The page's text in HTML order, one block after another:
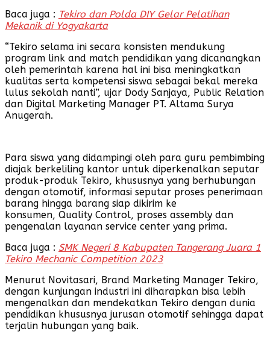
Baca juga : Tekiro dan Polda DIY Gelar Pelatihan
Mekanik di Yogyakarta
“Tekiro selama ini secara konsisten mendukung
program link and match pendidikan yang dicanangkan
oleh pemerintah karena hal ini bisa meningkatkan
kualitas serta kompetensi siswa sebagai bekal mereka
lulus sekolah nanti”, ujar Dody Sanjaya, Public Relation
dan Digital Marketing Manager PT. Altama Surya
Anugerah.
Para siswa yang didampingi oleh para guru pembimbing
diajak berkeliling kantor untuk diperkenalkan seputar
produk-produk Tekiro, khususnya yang berhubungan
dengan otomotif, informasi seputar proses penerimaan
barang hingga barang siap dikirim ke
konsumen, Quality Control, proses assembly dan
pengenalan layanan service center yang prima.
Baca juga : SMK Negeri 8 Kabupaten Tangerang Juara 1
Tekiro Mechanic Competition 2023
Menurut Novitasari, Brand Marketing Manager Tekiro,
dengan kunjungan industri ini diharapkan bisa lebih
mengenalkan dan mendekatkan Tekiro dengan dunia
pendidikan khususnya jurusan otomotif sehingga dapat
terjalin hubungan yang baik.